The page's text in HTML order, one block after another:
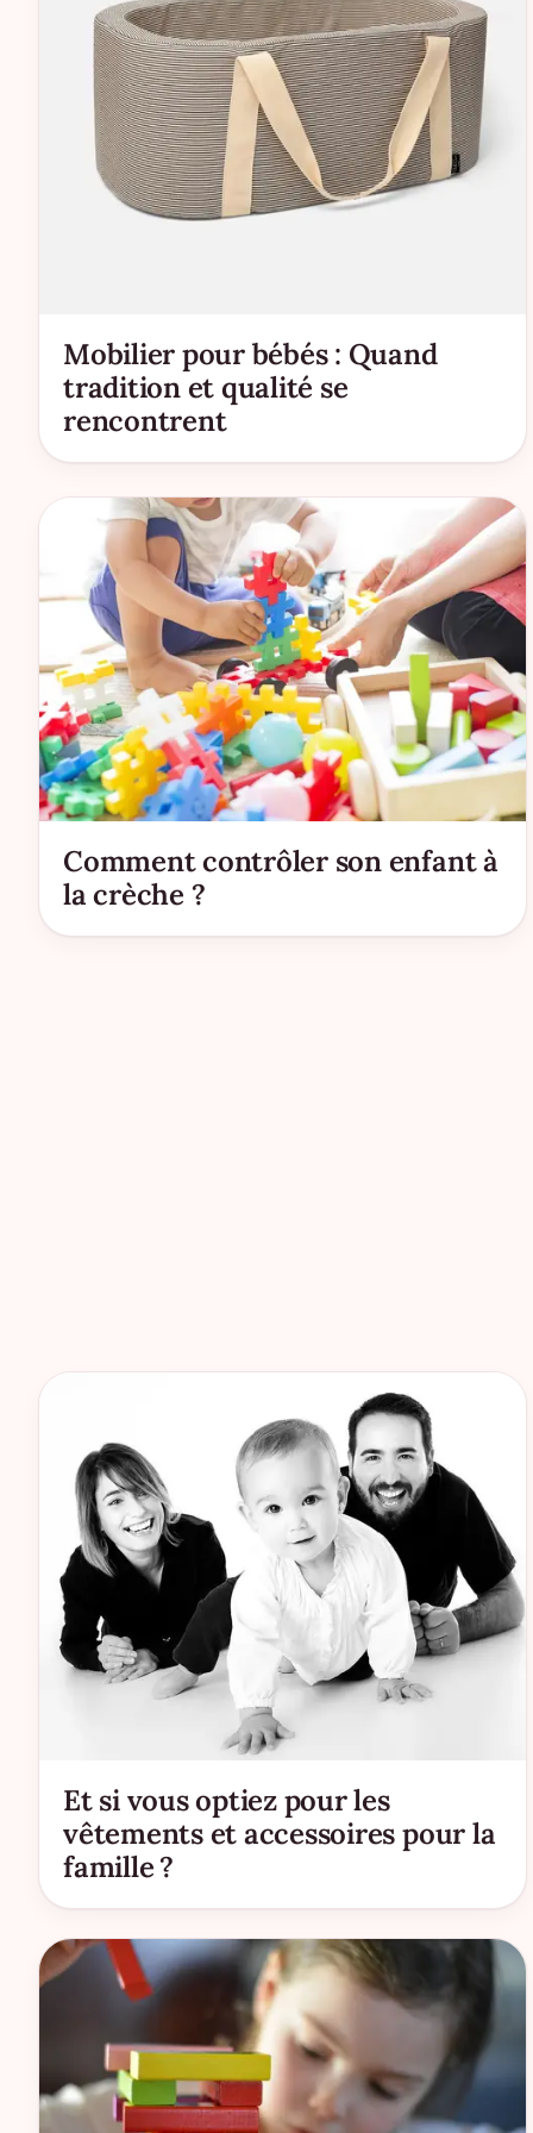
Mobilier pour bébés : Quand
tradition et qualité se
rencontrent
Comment contrôler son enfant à
la crèche ?
Et si vous optiez pour les
vêtements et accessoires pour la
famille ?